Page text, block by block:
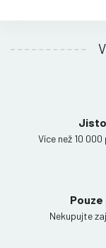
Více než 10
Nekupujte